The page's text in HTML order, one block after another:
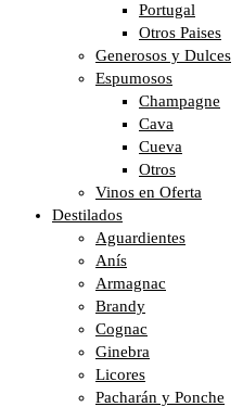
Portugal
Otros Paises
Generosos y Dulces
Espumosos
Champagne
Cava
Cueva
Otros
Vinos en Oferta
Destilados
Aguardientes
Anís
Armagnac
Brandy
Cognac
Ginebra
Licores
Pacharán y Ponche